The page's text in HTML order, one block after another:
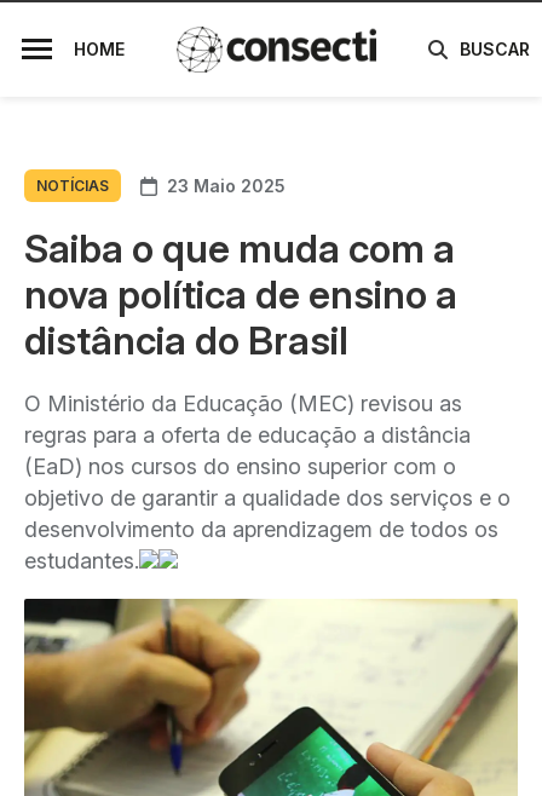
HOME BUSCAR
NOTÍCIAS 23 Maio 2025
Saiba o que muda com a
nova política de ensino a
distância do Brasil
O Ministério da Educação (MEC) revisou as
regras para a oferta de educação a distância
(EaD) nos cursos do ensino superior com o
objetivo de garantir a qualidade dos serviços e o
desenvolvimento da aprendizagem de todos os
estudantes.